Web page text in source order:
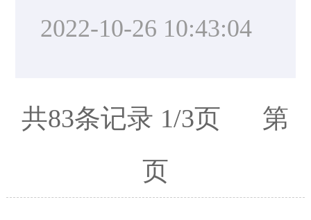
2022-10-26 10:43:04
共83条记录 1/3页 第
页